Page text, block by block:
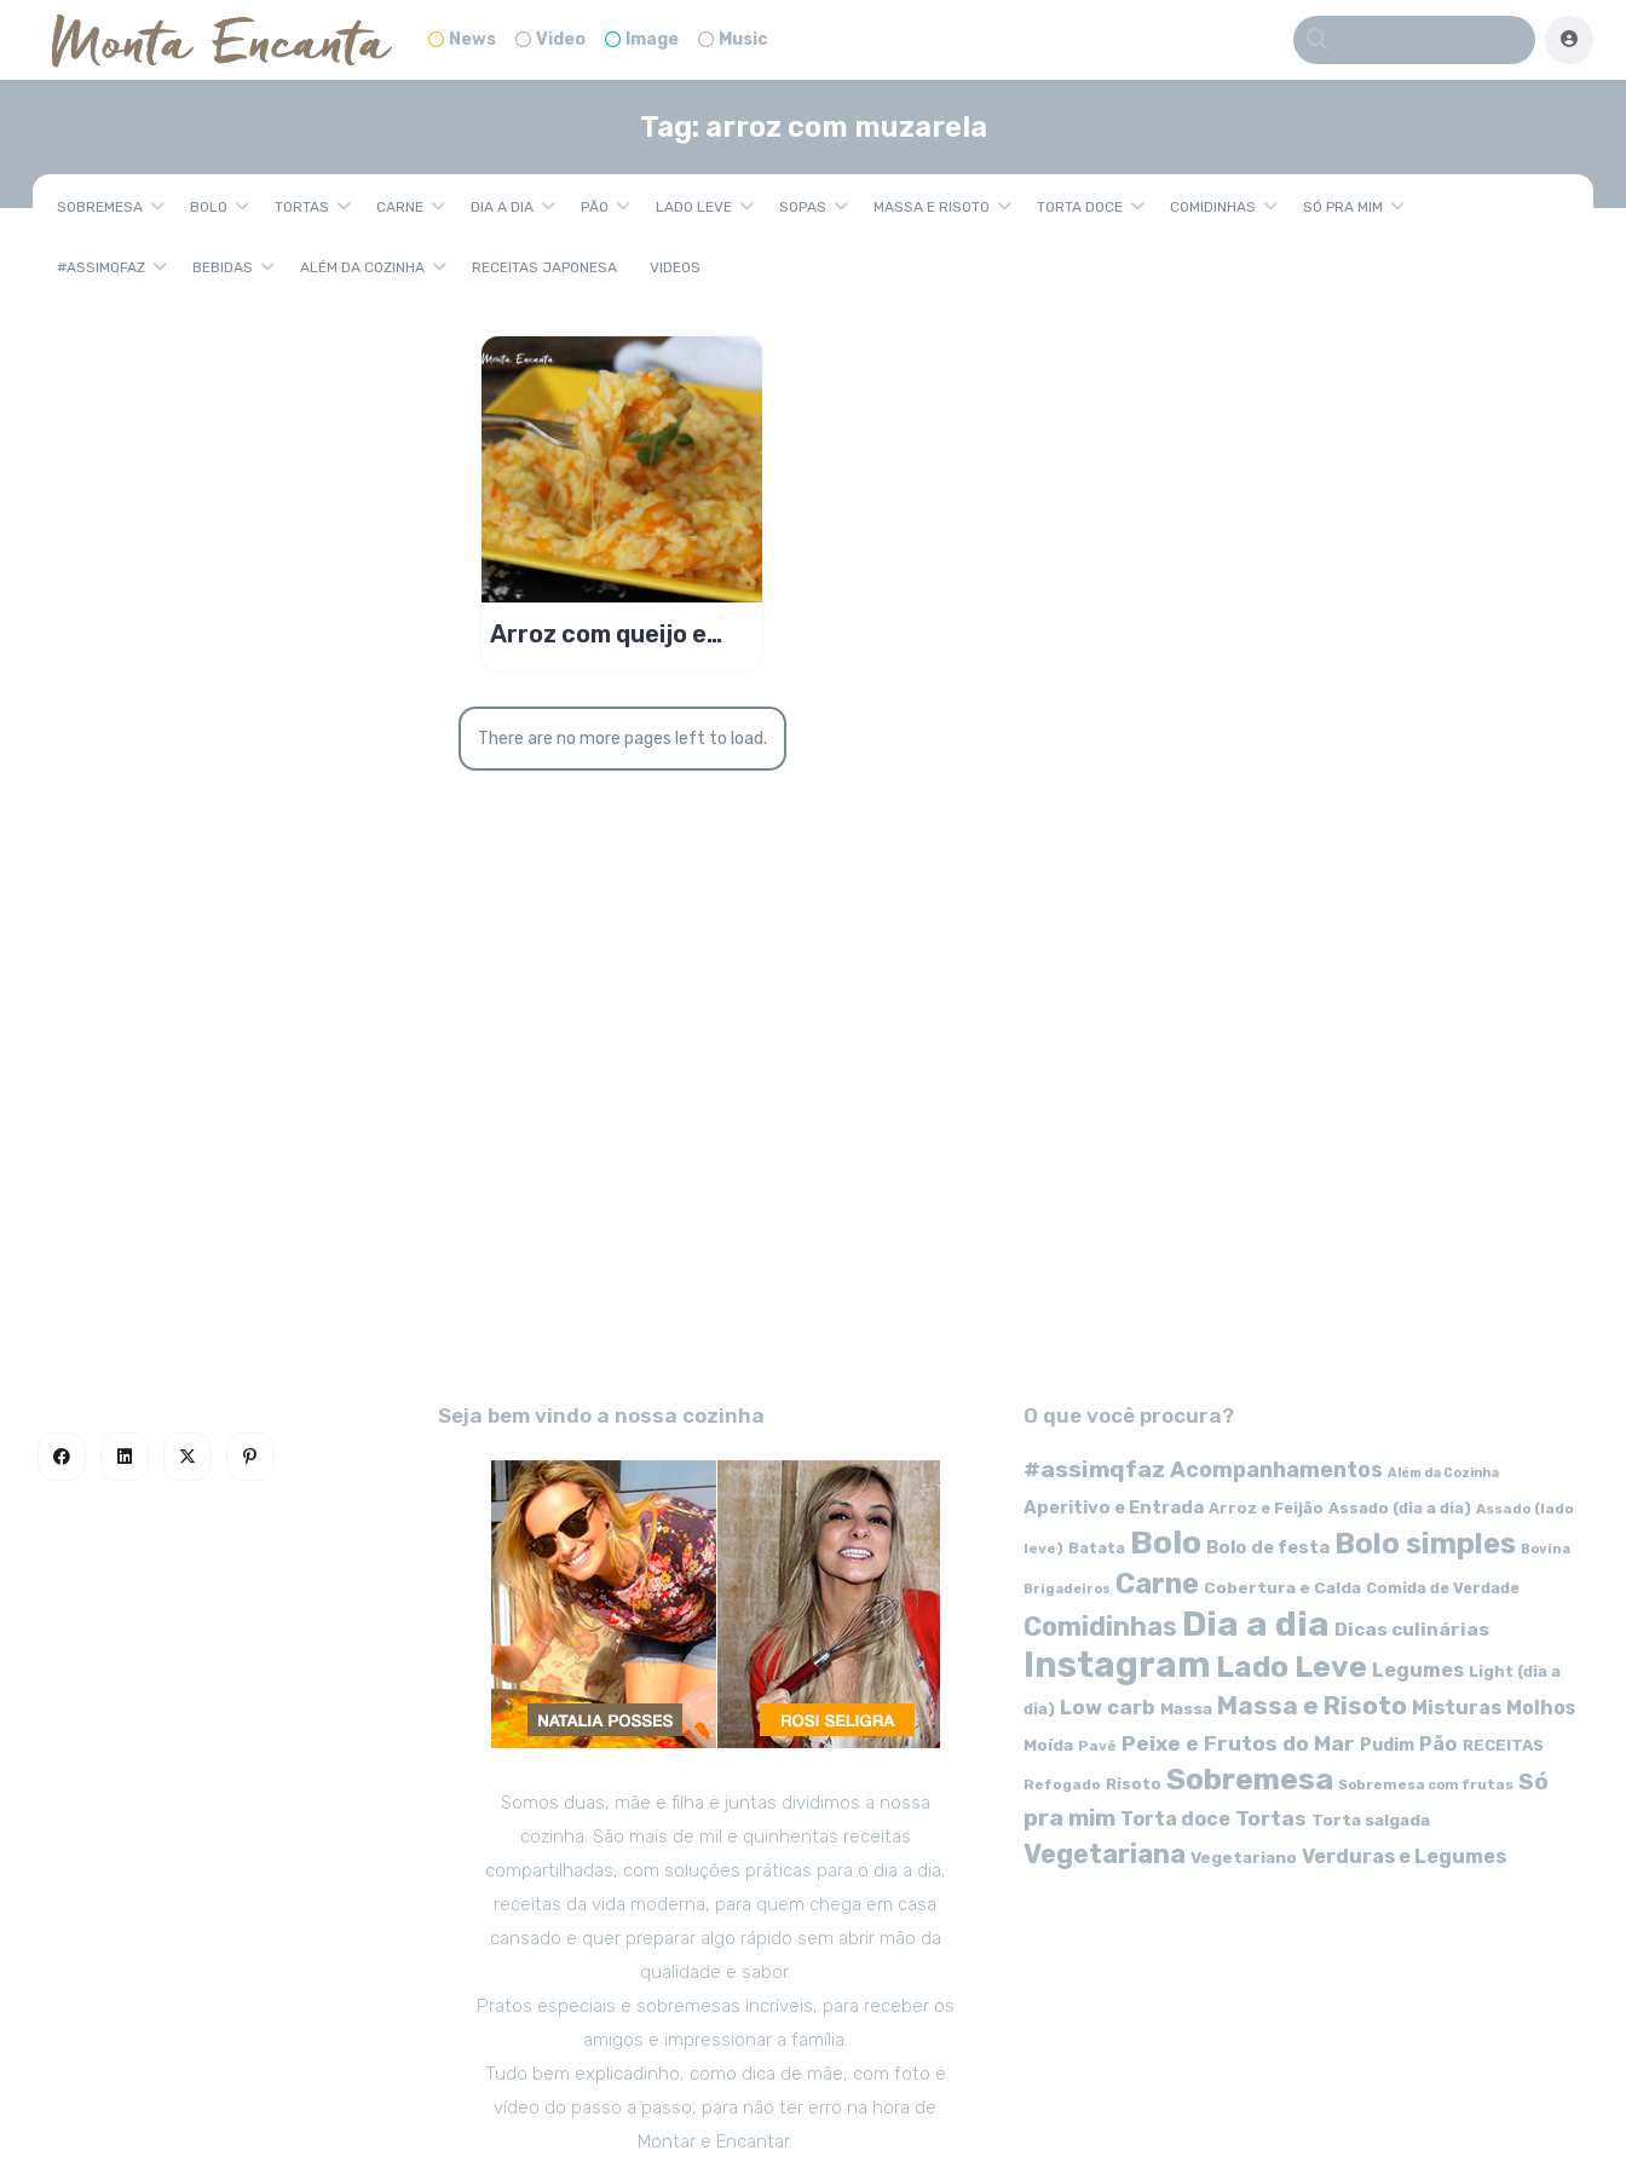
News Video Image Music
Tag: arroz com muzarela
SOBREMESA BOLO TORTAS CARNE DIA A DIA PÃO LADO LEVE SOPAS MASSA E RISOTO TORTA DOCE COMIDINHAS SÓ PRA MIM
#ASSIMQFAZ BEBIDAS ALÉM DA COZINHA RECEITAS JAPONESA VIDEOS
Arroz com queijo e
There are no more pages left to load.
Seja bem vindo a nossa cozinha
Somos duas, mãe e filha e juntas dividimos a nossa
cozinha. São mais de mil e quinhentas receitas
compartilhadas, com soluções práticas para o dia a dia,
receitas da vida moderna, para quem chega em casa
cansado e quer preparar algo rápido sem abrir mão da
qualidade e sabor.
Pratos especiais e sobremesas incríveis, para receber os
amigos e impressionar a família.
Tudo bem explicadinho, como dica de mãe, com foto e
vídeo do passo a passo, para não ter erro na hora de
Montar e Encantar.
O que você procura?
#assimqfaz Acompanhamentos Além da Cozinha
Aperitivo e Entrada Arroz e Feijão Assado (dia a dia) Assado (lado
leve) Batata Bolo Bolo de festa Bolo simples Bovina
Brigadeiros Carne Cobertura e Calda Comida de Verdade
Comidinhas Dia a dia Dicas culinárias
Instagram Lado Leve Legumes Light (dia a
dia) Low carb Massa Massa e Risoto Misturas Molhos
Moída Pavê Peixe e Frutos do Mar Pudim Pão RECEITAS
Refogado Risoto Sobremesa Sobremesa com frutas Só
pra mim Torta doce Tortas Torta salgada
Vegetariana Vegetariano Verduras e Legumes